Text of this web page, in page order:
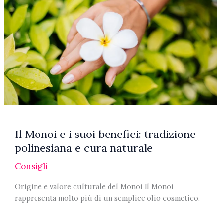
dei
profumi
Lattafa
Il Monoi e i suoi benefici: tradizione
polinesiana e cura naturale
Consigli
Origine e valore culturale del Monoi Il Monoi
rappresenta molto più di un semplice olio cosmetico.